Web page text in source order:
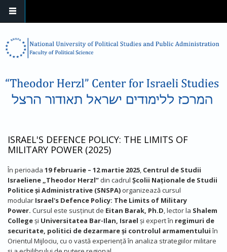
ISRAEL'S DEFENCE POLICY: THE LIMITS OF
MILITARY POWER (2025)
În perioada 19 februarie – 12 martie 2025, Centrul de Studii
Israeliene „Theodor Herzl” din cadrul Școlii Naționale de Studii
Politice și Administrative (SNSPA) organizează cursul
modular Israel's Defence Policy: The Limits of Military
Power. Cursul este susținut de Eitan Barak, Ph.D, lector la Shalem
Collegeși Universitatea Bar-Ilan, Israel și expert în regimuri de
securitate, politici de dezarmare și controlul armamentuluiîn
Orientul Mijlociu, cu o vastă experiență în analiza strategiilor militare